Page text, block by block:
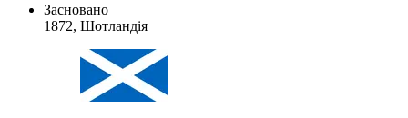
Засновано
1872, Шотландія